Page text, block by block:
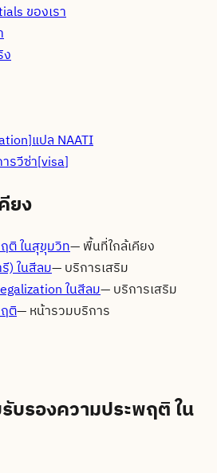
ของเรา
ง
]แปล NAATI
รวีซ่า[visa]
ยง
ติ ในสุขุมวิท—พื้นที่ใกล้เคียง
) ในสีลม—บริการเสริม
ในสีลม—บริการเสริม
ติ—หน้ารวมบริการ
บรองความประพฤติ ใน